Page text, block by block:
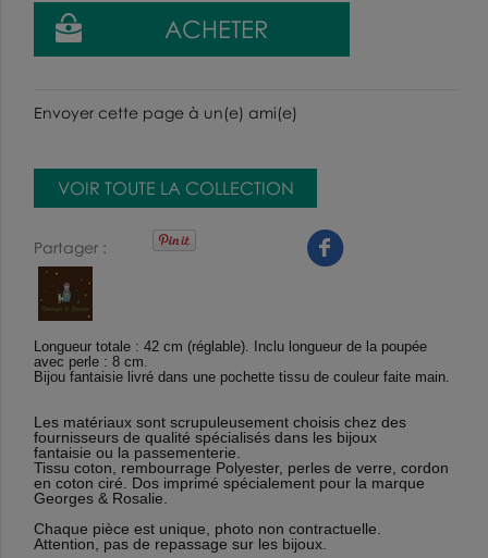
Envoyer cette page à un(e) ami(e)
VOIR TOUTE LA COLLECTION
Partager
Longueur totale : 42 cm (réglable). Inclu longueur de la poupée
avec perle : 8 cm.
Bijou fantaisie livré dans une pochette tissu de couleur faite main.
Les matériaux sont scrupuleusement choisis chez des
fournisseurs de qualité spécialisés dans les bijoux
fantaisie ou la passementerie.
Tissu coton, rembourrage Polyester, perles de verre, cordon
en coton ciré. Dos imprimé spécialement pour la marque
Georges & Rosalie.
Chaque pièce est unique, photo non contractuelle.
Attention, pas de repassage sur les bijoux.